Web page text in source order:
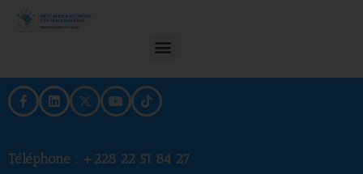
Téléphone : +228 22 51 84 27